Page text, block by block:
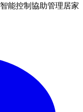
能控制協助管理居家